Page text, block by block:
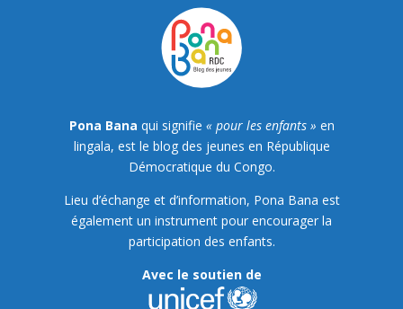
Pona Bana qui signifie « pour les enfants » en
lingala, est le blog des jeunes en République
Démocratique du Congo.
Lieu d’échange et d’information, Pona Bana est
également un instrument pour encourager la
participation des enfants.
Avec le soutien de